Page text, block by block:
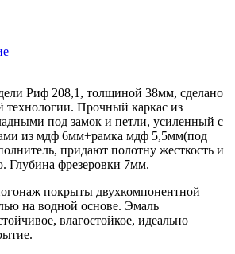
Риф 208,1, толщиной 38мм, сделано
технологии. Прочный каркас из
под замок и петли, усиленный с
из мдф 6мм+рамка мдф 5,5мм(под
придают полотну жесткость и
Глубина фрезеровки 7мм.
покрыты двухкомпонентной
на водной основе. Эмаль
влагостойкое, идеально